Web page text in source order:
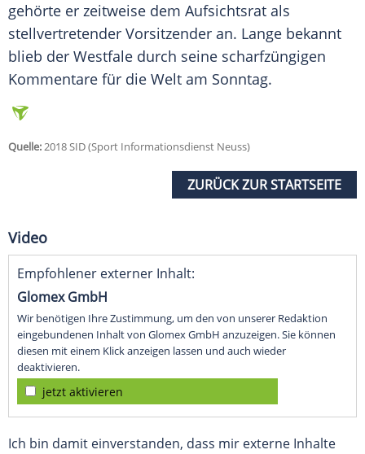
gehörte er zeitweise dem Aufsichtsrat als
stellvertretender Vorsitzender an. Lange bekannt
blieb der Westfale durch seine scharfzüngigen
Kommentare für die Welt am Sonntag.
Quelle:2018 SID (Sport Informationsdienst Neuss)
ZURÜCK ZUR STARTSEITE
Video
Empfohlener externer Inhalt:
Glomex GmbH
Wir benötigen Ihre Zustimmung, um den von unserer Redaktion
eingebundenen Inhalt von Glomex GmbH anzuzeigen. Sie können
diesen mit einem Klick anzeigen lassen und auch wieder
deaktivieren.
jetzt aktivieren
Ich bin damit einverstanden, dass mir externe Inhalte